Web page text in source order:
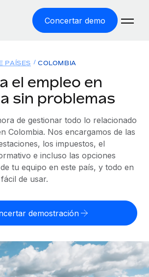
Concertar demo
nóminas de forma sencilla y conforme a la
Record
todo el mundo sin gastar en entidades.
normativa.
a autónomos globalmente.
de países
soporte del empleo global según el país.
estatal de EE. UU.
en todos los estados de EE.
de Remote
con otras empresas.
Y CALCULADORAS
del riesgo de clasificación errónea
de clasificación errónea por país.
de divisas y tiempos de pago para
PAÍSES COLOMBIA
el empleo en
sin problemas
de gestionar todo lo relacionado
Colombia. Nos encargamos de las
los impuestos, el
e incluso las opciones
tu equipo en este país, y todo en
de usar.
demostración